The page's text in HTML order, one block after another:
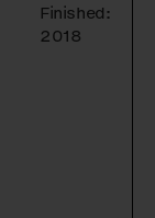
Finished:
2018